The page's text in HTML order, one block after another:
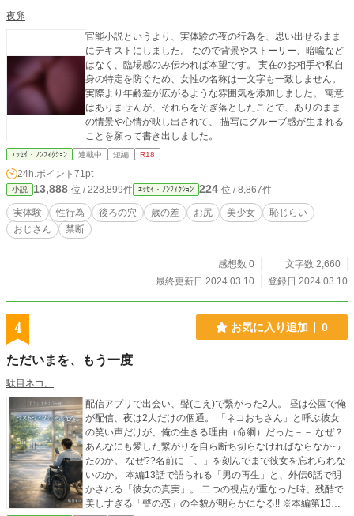
夜卵
官能小説というより、実体験の夜の行為を、思い出せるまま
にテキストにしました。 なので背景やストーリー、暗喩など
はなく、臨場感のみ伝われば本望です。 実在のお相手や私自
身の特定を防ぐため、女性の名称は一文字も一致しません。
実際より年齢差が広がるような雰囲気を添加しました。 寓意
はありませんが、それらをそぎ落としたことで、ありのまま
の情景や心情が映し出されて、 描写にグルーブ感が生まれる
ことを願って書き出しました。
ｴｯｾｲ・ﾉﾝﾌｨｸｼｮﾝ 連載中 短編 R18
24h.ポイント 71pt
小説 13,888 位 / 228,899件 ｴｯｾｲ・ﾉﾝﾌｨｸｼｮﾝ 224 位 / 8,867件
実体験 性行為 後ろの穴 歳の差 お尻 美少女
恥じらい
おじさん
禁断
感想数 0
文字数 2,660
最終更新日 2024.03.10
登録日 2024.03.10
4 お気に入り追加 0
ただいまを、もう一度
駄目ネコ。
配信アプリで出会い、聲(こえ)で繋がった2人。 昼は公園で俺
が配信、夜は2人だけの個通。 「ネコおちさん」と呼ぶ彼女
の笑い声だけが、俺の生きる理由（命綱）だった－－ なぜ？
あんなにも愛した繋がりを自ら断ち切らなければならなかっ
たのか。 なぜ??名前に「、」を刻んでまで彼女を忘れられな
いのか。 本編13話で語られる「男の再生」と、外伝6話で明
かされる「彼女の真実」。 二つの視点が重なった時、残酷で
美しすぎる「聲の恋」の全貌が明らかになる!! ※本編第13話